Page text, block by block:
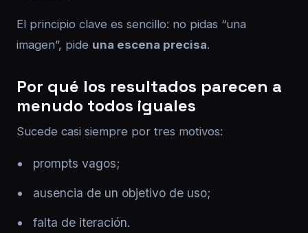
El principio clave es sencillo: no pidas “una
imagen”, pide una escena precisa.
Por qué los resultados parecen a
menudo todos iguales
Sucede casi siempre por tres motivos:
prompts vagos;
ausencia de un objetivo de uso;
falta de iteración.